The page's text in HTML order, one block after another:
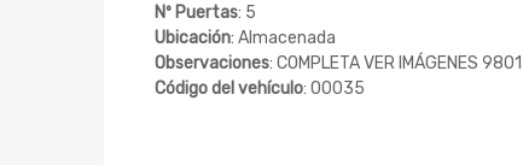
Nº Puertas: 5
Ubicación: Almacenada
Observaciones: COMPLETA VER IMÁGENES
Código del vehículo: 00035